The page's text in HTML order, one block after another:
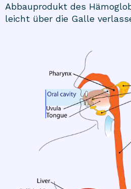
Abbauprodukt des
leicht über die Galle